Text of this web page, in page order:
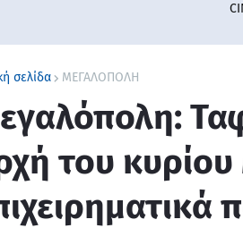
σελίδα ΜΕΓΑΛΟΠΟΛΗ
του